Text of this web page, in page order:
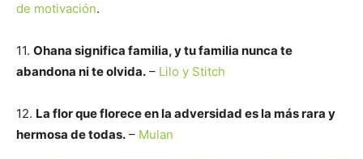
de motivación.
11. Ohana significa familia, y tu familia nunca te
abandona ni te olvida. – Lilo y Stitch
12. La flor que florece en la adversidad es la más rara y
hermosa de todas. – Mulan